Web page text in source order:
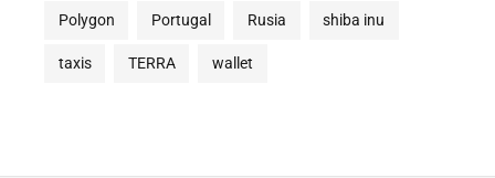
Polygon Portugal Rusia shiba inu
taxis TERRA wallet